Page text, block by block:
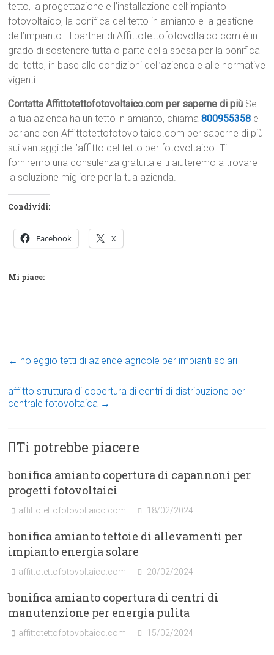
tetto, la progettazione e l’installazione dell’impianto
fotovoltaico, la bonifica del tetto in amianto e la gestione
dell’impianto. Il partner di Affittotettofotovoltaico.com è in
grado di sostenere tutta o parte della spesa per la bonifica
del tetto, in base alle condizioni dell’azienda e alle normative
vigenti.
Contatta Affittotettofotovoltaico.com per saperne di più Se
la tua azienda ha un tetto in amianto, chiama800955358 e
parlane con Affittotettofotovoltaico.com per saperne di più
sui vantaggi dell’affitto del tetto per fotovoltaico. Ti
forniremo una consulenza gratuita e ti aiuteremo a trovare
la soluzione migliore per la tua azienda.
Condividi:
Facebook X
Mi piace:
← noleggio tetti di aziende agricole per impianti solari
affitto struttura di copertura di centri di distribuzione per
centrale fotovoltaica →
Ti potrebbe piacere
bonifica amianto copertura di capannoni per
progetti fotovoltaici
affittotettofotovoltaico.com 18/02/2024
bonifica amianto tettoie di allevamenti per
impianto energia solare
affittotettofotovoltaico.com 20/02/2024
bonifica amianto copertura di centri di
manutenzione per energia pulita
affittotettofotovoltaico.com 15/02/2024